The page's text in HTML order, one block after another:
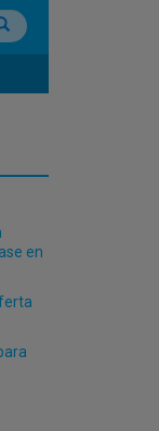
en